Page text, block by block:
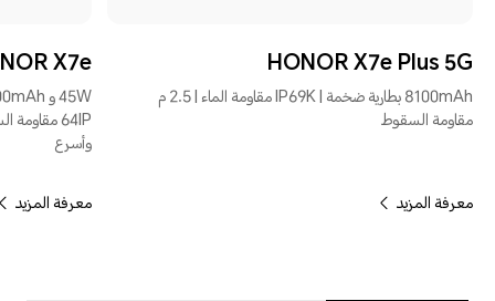
HONOR X7e Plus 5G
8100mAh بطارية ضخمة | IP69K مقاومة الماء | 2.5 م
مقاومة السقوط
معرفة المزيد
X7e
وأسرع
معرفة المزيد